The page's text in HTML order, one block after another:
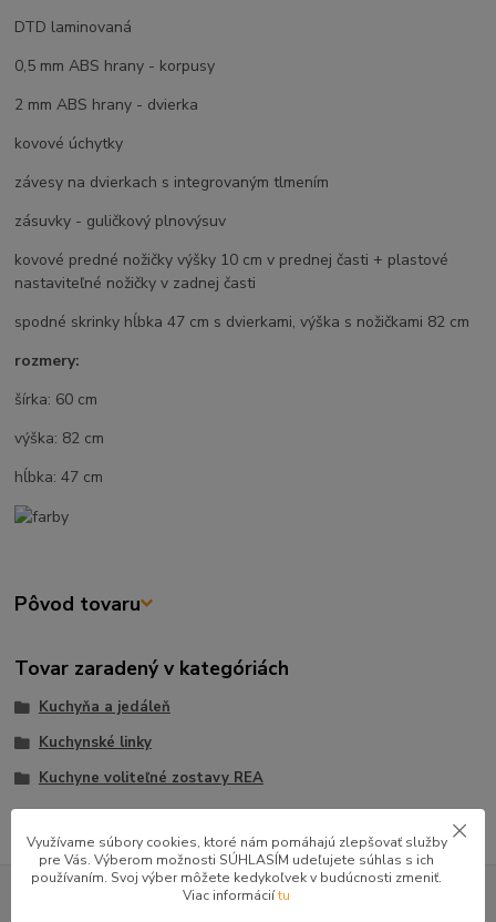
DTD laminovaná
0,5 mm ABS hrany - korpusy
2 mm ABS hrany - dvierka
kovové úchytky
závesy na dvierkach s integrovaným tlmením
zásuvky - guličkový plnovýsuv
kovové predné nožičky výšky 10 cm v prednej časti + plastové
nastaviteľné nožičky v zadnej časti
spodné skrinky hĺbka 47 cm s dvierkami, výška s nožičkami 82 cm
rozmery:
šírka: 60 cm
výška: 82 cm
hĺbka: 47 cm
Pôvod tovaru
Tovar zaradený v kategóriách
Kuchyňa a jedáleň
Kuchynské linky
Kuchyne voliteľné zostavy REA
GOOGLE RECENZIE ZÁKAZNÍKOV
Využívame súbory cookies, ktoré nám pomáhajú zlepšovať služby
pre Vás. Výberom možnosti SÚHLASÍM udeľujete súhlas s ich
používaním. Svoj výber môžete kedykoľvek v budúcnosti zmeniť.
Viac informáciítu